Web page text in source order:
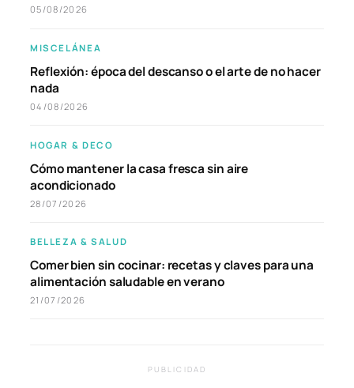
05/08/2026
MISCELÁNEA
Reflexión: época del descanso o el arte de no hacer
nada
04/08/2026
HOGAR & DECO
Cómo mantener la casa fresca sin aire
acondicionado
28/07/2026
BELLEZA & SALUD
Comer bien sin cocinar: recetas y claves para una
alimentación saludable en verano
21/07/2026
PUBLICIDAD